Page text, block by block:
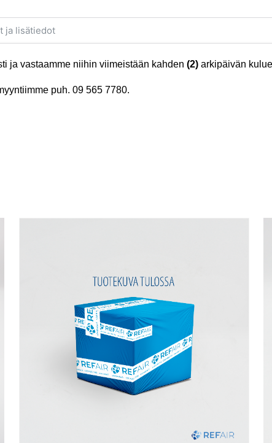
ja vastaamme niihin viimeistään kahden (2) arkipäivän
puh. 09 565 7780.